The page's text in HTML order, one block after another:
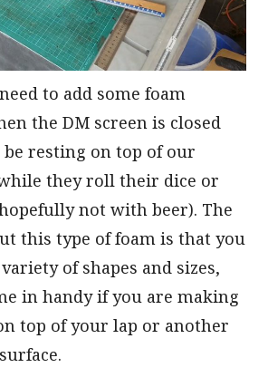
to add some foam
the DM screen is closed
resting on top of our
while they roll their dice or
not with beer). The
this type of foam is that you
of shapes and sizes,
in handy if you are making
top of your lap or another